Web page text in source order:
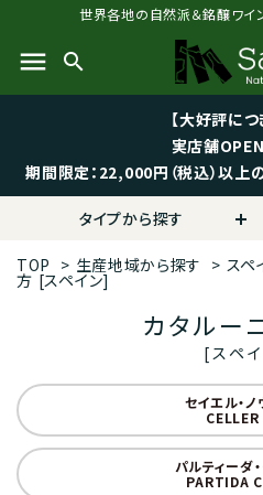
世界各地の自然派＆銘醸ワイ
menu search
【大好評につ
実店舗
期間限定：22,000円（税込）以上
タイプから探す
TOP > 生産地域から探す > スペ
方 [スペイン]
カタルー
[スペ
セイエル・ノ
パルティーダ
PARTIDA